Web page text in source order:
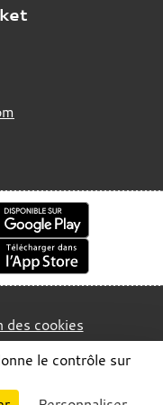
des cookies
le contrôle sur